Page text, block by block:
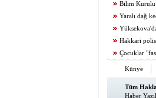
Bilim Kurulu
Yaralı dağ
Hakkari
Çocuklar
Künye
Tüm
Haber